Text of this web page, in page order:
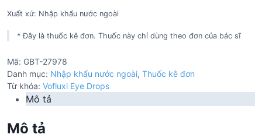
Xuất xứ: Nhập khẩu nước ngoài
* Đây là thuốc kê đơn. Thuốc này chỉ dùng theo đơn của bác sĩ
Mã: GBT-27978
Danh mục: Nhập khẩu nước ngoài, Thuốc kê đơn
Từ khóa: Vofluxi Eye Drops
Mô tả
Mô tả